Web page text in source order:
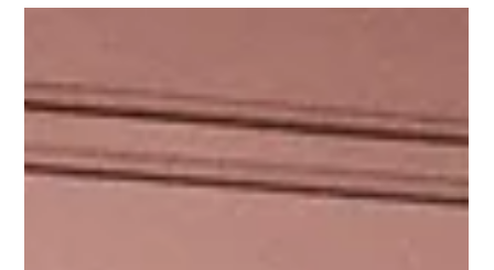
R.A.R.O. Buenos Aires 2026
las obras en las que estuvieron trabajando a lo largo de un mes en los
talleres de la red R.A.R.O. Obras Elena Kukushkina (RUS) Lautaro Sosa
(ARG) Luisa Fernanda González (COL) María Rocío Cuenca (ARG)
Natalia López (COL) Samanta Mitchell (ARG) Con la curaduría de
Christo Fasoli Agradecemos a lxs residentes, artistas, equipo y todas